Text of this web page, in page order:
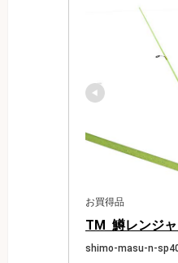
お買得品
TM  鱒レンジ
shimo-masu-n-